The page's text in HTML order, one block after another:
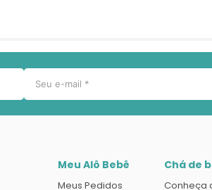
Meu Alô Bebê
Meus Pedidos
Chá de
Conheça